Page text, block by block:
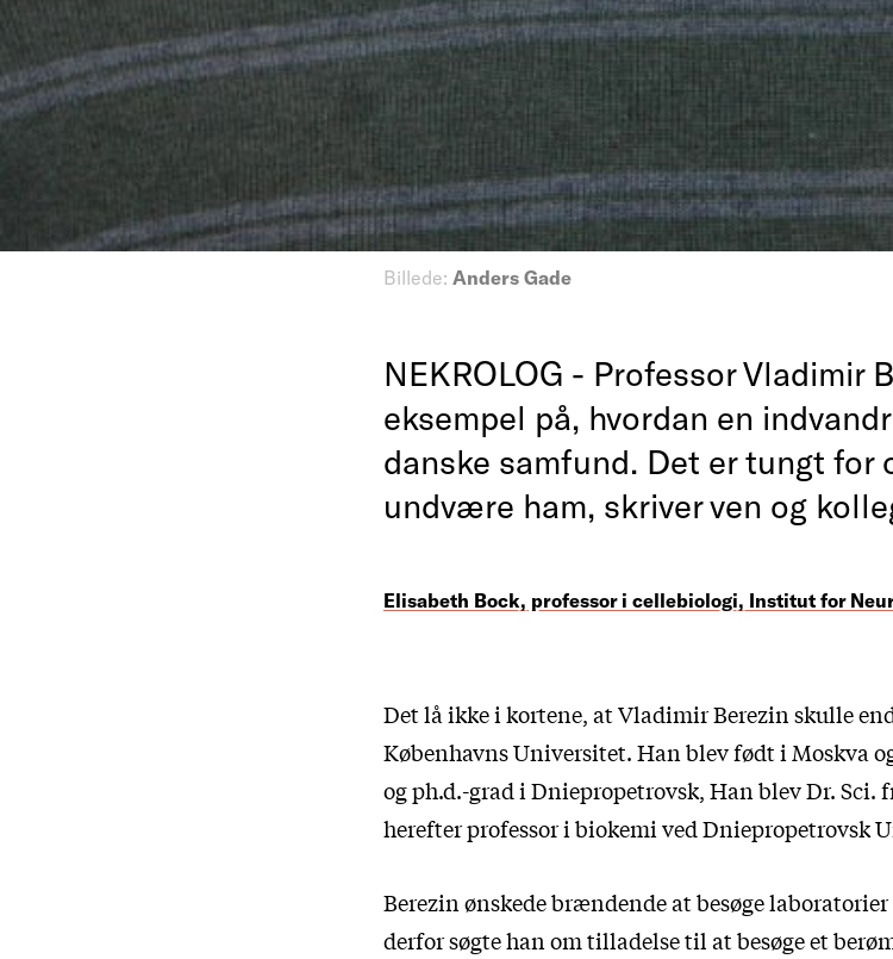
Billede: Anders Gade
NEKROLOG - Professor Vladimir
eksempel på, hvordan en
danske samfund. Det er tungt for
undvære ham, skriver ven og
Elisabeth Bock, professor i cellebiologi, Institut for
Det lå ikke i kortene, at Vladimir Berezin skulle
Københavns Universitet. Han blev født i Moskva
og ph.d.-grad i Dniepropetrovsk, Han blev Dr.
herefter professor i biokemi ved Dniepropetrovsk
Berezin ønskede brændende at besøge
derfor søgte han om tilladelse til at besøge et